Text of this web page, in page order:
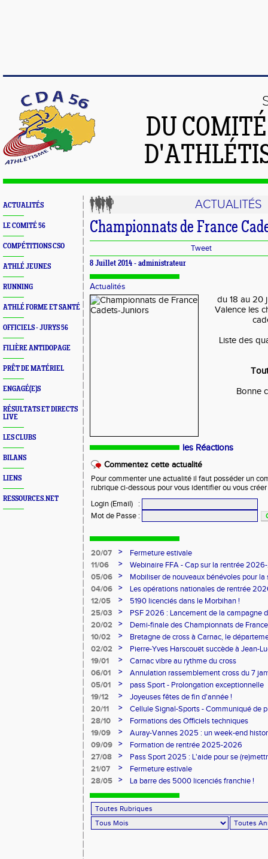
DU
ACTUALITÉS
LE COMITÉ 56
COMPÉTITIONS CSO
ATHLÉ JEUNES
RUNNING
ATHLÉ FORME ET SANTÉ
OFFICIELS - JURYS 56
FILIÈRE ANTIDOPAGE
PRÊT DE MATÉRIEL
ENGAGÉ(E)S
RÉSULTATS ET DIRECTS
LIVE
LES CLUBS
BILANS
LIENS
RESSOURCES.NET
ACTUALITÉS
Championnats de France
Tweet
8 Juillet 2014 - administrateur
Actualités
du 18 au 20
Valence les
Liste des
Bonne
les Réactions
Commentez cette actualité
Pour commenter une actualité il faut posséder un
rubrique ci-dessous pour vous identifier ou vous
Login (Email)
:
Mot de Passe :
20/07 >
Fermeture estivale
11/06
>
Webinaire FFA - Cap sur la rentrée
05/06
>
Mobiliser de nouveaux bénévoles pour
04/06
>
Les opérations nationales de rentrée
12/05
>
5190 licenciés dans le Morbihan !
25/03
>
PSF 2026 : Lancement de la campagne
20/02
>
Demi-finale des Championnats de
10/02
>
Bretagne de cross à Carnac, le
l'honneur
02/02 >
Pierre-Yves Harscouët succède à Jean-
comité du Morbihan
19/01 >
Carnac vibre au rythme du cross
06/01
>
Annulation rassemblement cross du 7
05/01
>
pass Sport - Prolongation exceptionnelle
19/12
>
Joyeuses fêtes de fin d'année !
20/11
>
Cellule Signal-Sports - Communiqué de
Sports
28/10 >
Formations des Officiels techniques
19/09
>
Auray-Vannes 2025 : un week-end
marathon breton
09/09 >
Formation de rentrée 2025-2026
27/08
>
Pass Sport 2025 : L'aide pour se
21/07
>
Fermeture estivale
28/05
> La barre des 5000 licenciés franchie !